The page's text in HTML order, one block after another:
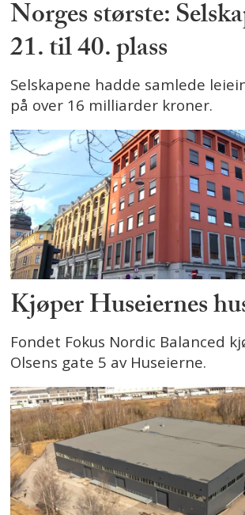
Norges største:
21. til 40. plass
Selskapene hadde samlede
på over 16 milliarder kroner.
Kjøper Huseiernes
Fondet Fokus Nordic Balanced
Olsens gate 5 av Huseierne.